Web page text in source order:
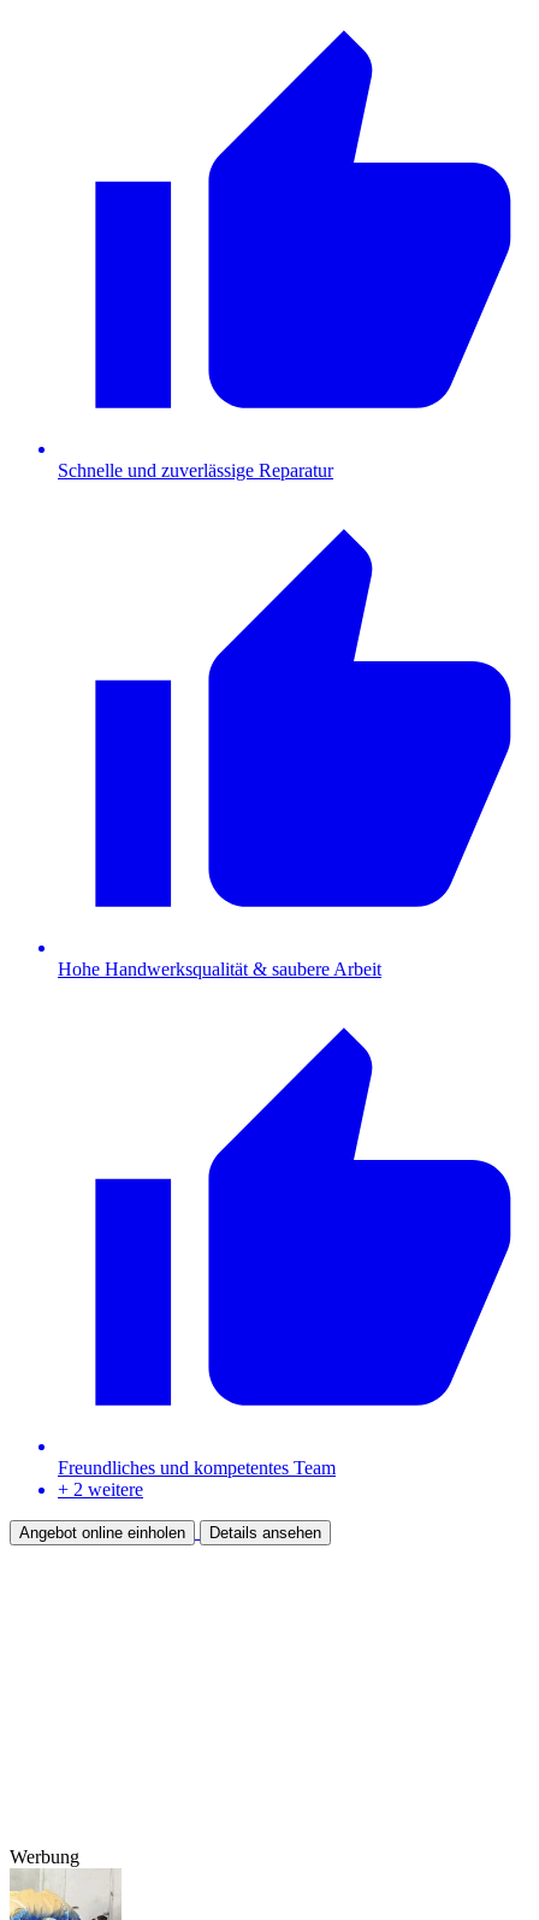
Schnelle und zuverlässige Reparatur
Hohe Handwerksqualität & saubere Arbeit
Freundliches und kompetentes Team
+ 2 weitere
Angebot online einholen Details ansehen
Werbung